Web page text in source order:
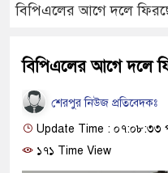
বিপিএলের আগে দলে
বিপিএলের আগে দলে
শেরপুর নিউজ প্রতিবেদকঃ
Update Time : ০৭:০৮:৩৩
১৭১ Time View